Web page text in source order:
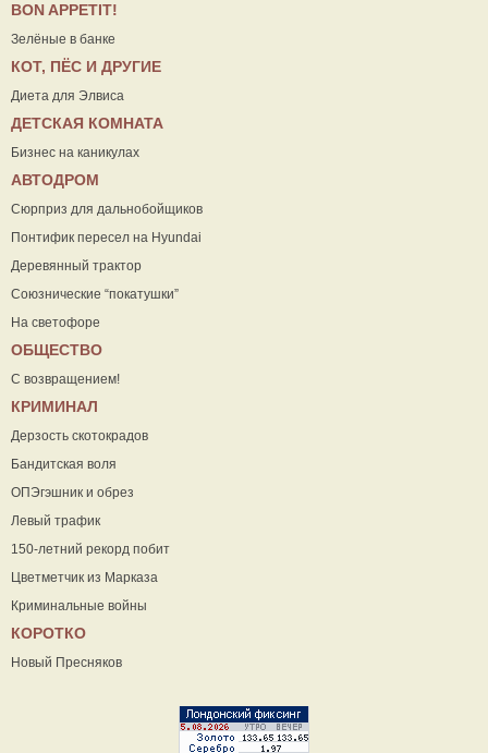
ВON APPETIT!
Зелёные в банке
КОТ, ПЁС И ДРУГИЕ
Диета для Элвиса
ДЕТСКАЯ КОМНАТА
Бизнес на каникулах
АВТОДРОМ
Сюрприз для дальнобойщиков
Понтифик пересел на Hyundai
Деревянный трактор
Союзнические “покатушки”
На светофоре
ОБЩЕСТВО
С возвращением!
КРИМИНАЛ
Дерзость скотокрадов
Бандитская воля
ОПЭгэшник и обрез
Левый трафик
150-летний рекорд побит
Цветметчик из Марказа
Криминальные войны
КОРОТКО
Новый Пресняков